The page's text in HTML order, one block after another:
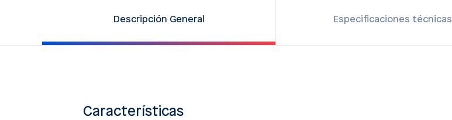
Descripción General Especificaciones técnicas
Características